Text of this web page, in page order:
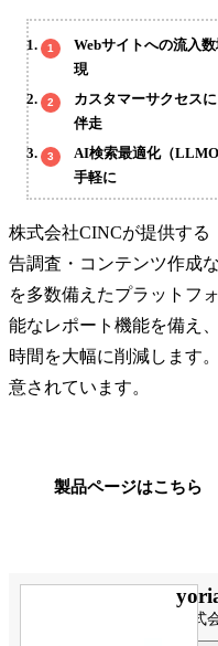
Webサイトへの流入
現
カスタマーサクセス
伴走
AI検索最適化（
手軽に
株式会社CINCが提供する
告調査・コンテンツ作成
を多数備えたプラットフ
能なレポート機能を備え
時間を大幅に削減します
意されています。
製品ページはこちら
株式